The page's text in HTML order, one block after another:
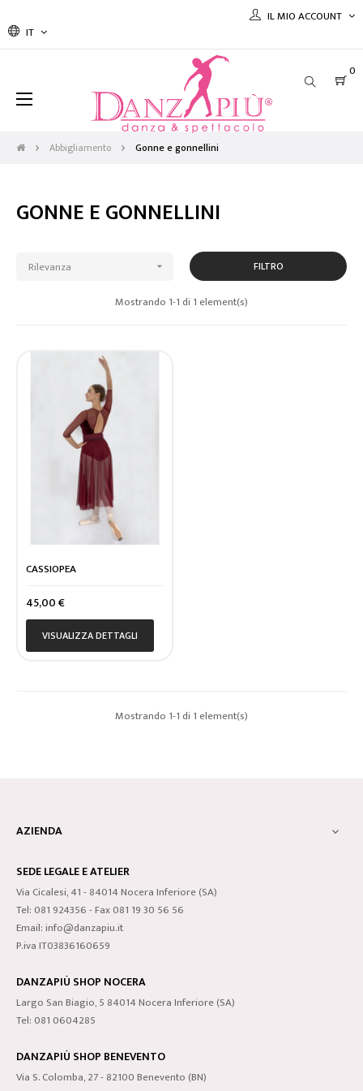
IT
IL MIO ACCOUNT
0
navigazione
Toggle
☰
Abbigliamento Gonne e gonnellini
GONNE E GONNELLINI
Rilevanza  FILTRO
Mostrando 1-1 di 1 element(s)
CASSIOPEA
Prezzo
45,00 €
VISUALIZZA DETTAGLI
Mostrando 1-1 di 1 element(s)
AZIENDA 
SEDE LEGALE E ATELIER
Via Cicalesi, 41 - 84014 Nocera Inferiore (SA)
Tel: 081 924356 - Fax 081 19 30 56 56
Email: info@danzapiu.it
P.iva IT03836160659
DANZAPIÙ SHOP NOCERA
Largo San Biagio, 5 84014 Nocera Inferiore (SA)
Tel: 081 0604285
DANZAPIÙ SHOP BENEVENTO
Via S. Colomba, 27 - 82100 Benevento (BN)